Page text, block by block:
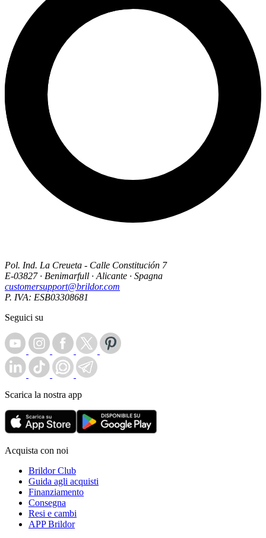
Pol. Ind. La Creueta - Calle Constitución 7
E-03827 · Benimarfull · Alicante · Spagna
customersupport@brildor.com
P. IVA: ESB03308681
Seguici su
Scarica la nostra app
Acquista con noi
Brildor Club
Guida agli acquisti
Finanziamento
Consegna
Resi e cambi
APP Brildor